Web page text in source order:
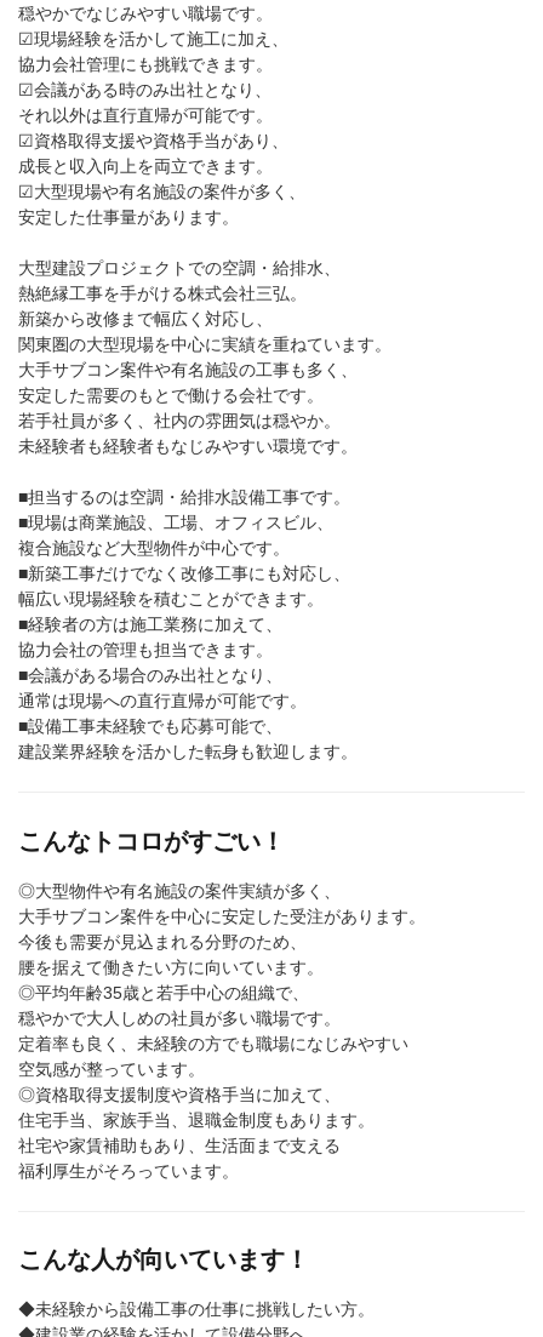
穏やかでなじみやすい職場です。
☑現場経験を活かして施工に加え、
協力会社管理にも挑戦できます。
☑会議がある時のみ出社となり、
それ以外は直行直帰が可能です。
☑資格取得支援や資格手当があり、
成長と収入向上を両立できます。
☑大型現場や有名施設の案件が多く、
安定した仕事量があります。
大型建設プロジェクトでの空調・給排水、
熱絶縁工事を手がける株式会社三弘。
新築から改修まで幅広く対応し、
関東圏の大型現場を中心に実績を重ねています。
大手サブコン案件や有名施設の工事も多く、
安定した需要のもとで働ける会社です。
若手社員が多く、社内の雰囲気は穏やか。
未経験者も経験者もなじみやすい環境です。
■担当するのは空調・給排水設備工事です。
■現場は商業施設、工場、オフィスビル、
複合施設など大型物件が中心です。
■新築工事だけでなく改修工事にも対応し、
幅広い現場経験を積むことができます。
■経験者の方は施工業務に加えて、
協力会社の管理も担当できます。
■会議がある場合のみ出社となり、
通常は現場への直行直帰が可能です。
■設備工事未経験でも応募可能で、
建設業界経験を活かした転身も歓迎します。
こんなトコロがすごい！
◎大型物件や有名施設の案件実績が多く、
大手サブコン案件を中心に安定した受注があります。
今後も需要が見込まれる分野のため、
腰を据えて働きたい方に向いています。
◎平均年齢35歳と若手中心の組織で、
穏やかで大人しめの社員が多い職場です。
定着率も良く、未経験の方でも職場になじみやすい
空気感が整っています。
◎資格取得支援制度や資格手当に加えて、
住宅手当、家族手当、退職金制度もあります。
社宅や家賃補助もあり、生活面まで支える
福利厚生がそろっています。
こんな人が向いています！
◆未経験から設備工事の仕事に挑戦したい方。